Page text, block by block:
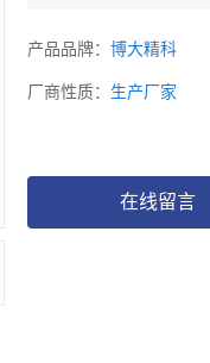
技术可使温度以每秒
3°C。液体温差可精
LED显示，可设定温
产品品牌： 博大精科
厂商性质： 生产厂家
在线留言